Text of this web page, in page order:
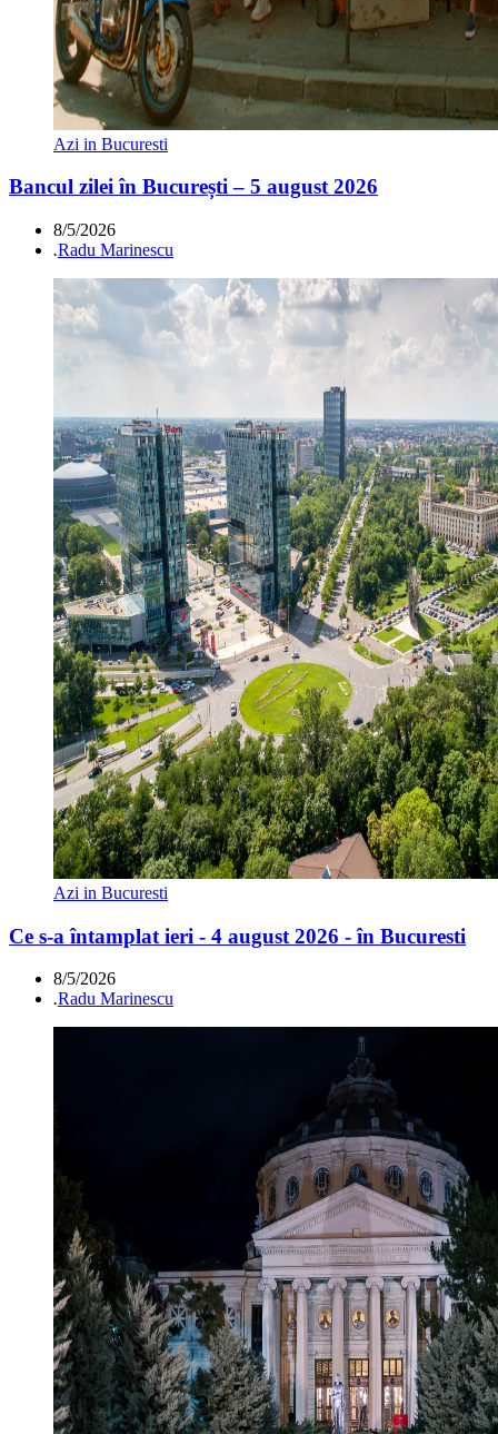
Azi in Bucuresti
Bancul zilei în București – 5 august 2026
8/5/2026
.Radu Marinescu
Azi in Bucuresti
Ce s-a întamplat ieri - 4 august 2026 - în Bucuresti
8/5/2026
.Radu Marinescu